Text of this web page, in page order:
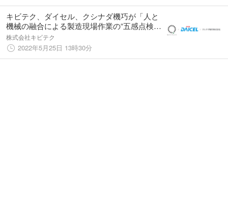
キビテク、ダイセル、クシナダ機巧が「人と
機械の融合による製造現場作業の“五感点検の
強化”と“在宅化”」の共同研究を開始
株式会社キビテク
2022年5月25日 13時30分